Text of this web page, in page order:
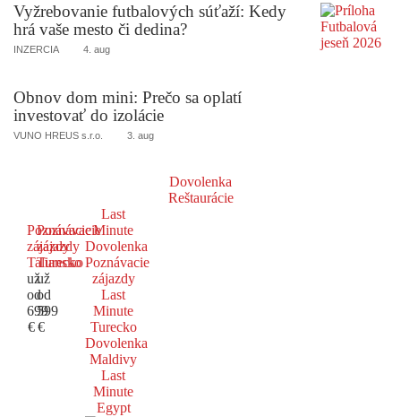
Vyžrebovanie futbalových súťaží: Kedy
hrá vaše mesto či dedina?
INZERCIA 4. aug
Obnov dom mini: Prečo sa oplatí
investovať do izolácie
VUNO HREUS s.r.o. 3. aug
Dovolenka
Reštaurácie
Poznávacie
zájazdy
Taliansko
už
od
699
€
Poznávacie
zájazdy
Turecko
už
od
599
€
Last
Minute
Dovolenka
Poznávacie
zájazdy
Last
Minute
Turecko
Dovolenka
Maldivy
Last
Minute
Egypt